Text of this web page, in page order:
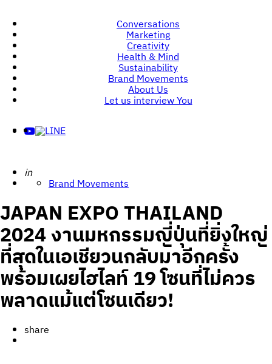
Conversations
Marketing
Creativity
Health & Mind
Sustainability
Brand Movements
About Us
Let us interview You
Posted
in
Brand Movements
JAPAN EXPO THAILAND
2024 งานมหกรรมญี่ปุ่นที่ยิ่งใหญ่
ที่สุดในเอเชียวนกลับมาอีกครั้ง
พร้อมเผยไฮไลท์ 19 โซนที่ไม่ควร
พลาดแม้แต่โซนเดียว!
share